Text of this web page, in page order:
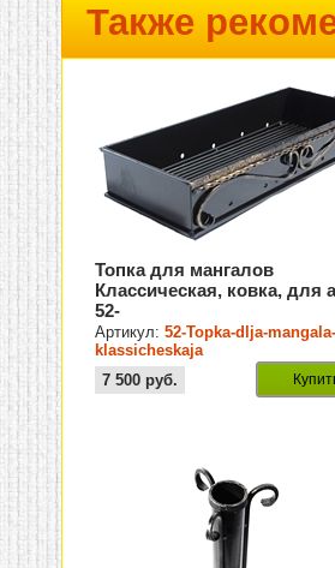
Также
Топка для мангалов
Классическая, ковка, для
52-
Артикул:52-Topka-dlja-
klassicheskaja
7 500 руб.